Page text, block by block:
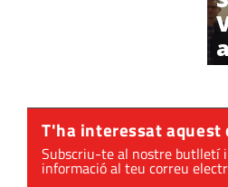
T'ha interessat aquest
Subscriu-te al nostre butlletí
informació al teu correu